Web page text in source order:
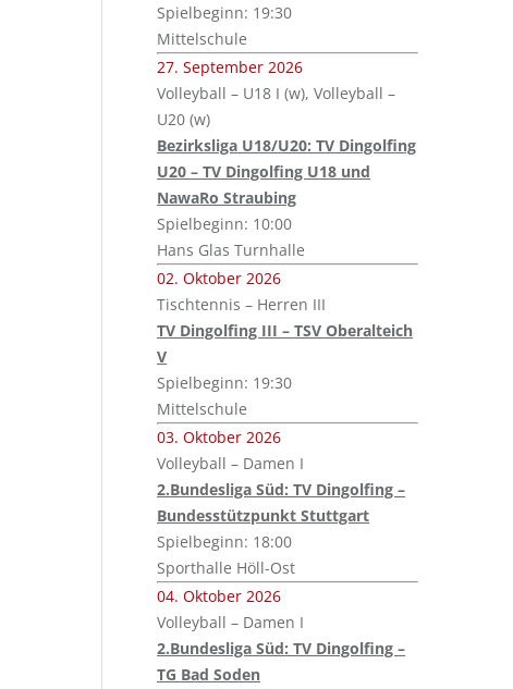
Spielbeginn: 19:30
Mittelschule
27. September 2026
Volleyball – U18 I (w), Volleyball –
U20 (w)
Bezirksliga U18/U20: TV Dingolfing
U20 – TV Dingolfing U18 und
NawaRo Straubing
Spielbeginn: 10:00
Hans Glas Turnhalle
02. Oktober 2026
Tischtennis – Herren III
TV Dingolfing III – TSV Oberalteich
V
Spielbeginn: 19:30
Mittelschule
03. Oktober 2026
Volleyball – Damen I
2.Bundesliga Süd: TV Dingolfing –
Bundesstützpunkt Stuttgart
Spielbeginn: 18:00
Sporthalle Höll-Ost
04. Oktober 2026
Volleyball – Damen I
2.Bundesliga Süd: TV Dingolfing –
TG Bad Soden